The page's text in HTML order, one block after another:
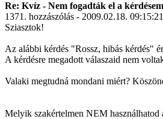
Re: Kvíz - Nem fogadták el a
1371. hozzászólás - 2009.02.18. 09:15:21
Sziasztok!
Az alábbi kérdés "Rossz, hibás kérdés"
A kérdésre megadott válaszaid nem
Valaki megtudná mondani miért?
Melyik szakértelmen NEM használhatod